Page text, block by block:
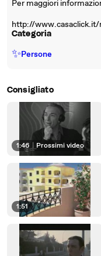
Per maggiori
http://
Categoria
✨Persone
Consigliato
1:46 | Prossimi video
1:51